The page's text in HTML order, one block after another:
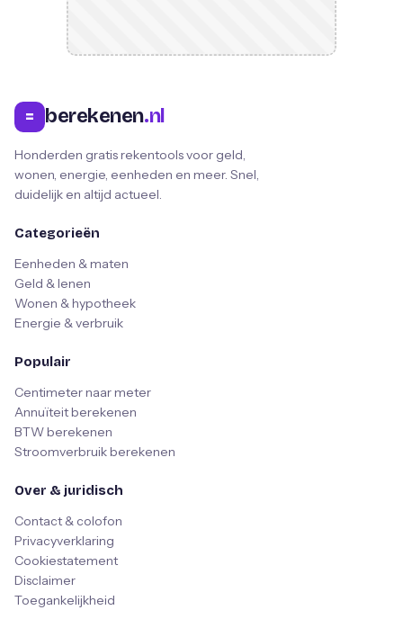
= berekenen.nl
Honderden gratis rekentools voor geld,
wonen, energie, eenheden en meer. Snel,
duidelijk en altijd actueel.
Categorieën
Eenheden & maten
Geld & lenen
Wonen & hypotheek
Energie & verbruik
Populair
Centimeter naar meter
Annuïteit berekenen
BTW berekenen
Stroomverbruik berekenen
Over & juridisch
Contact & colofon
Privacyverklaring
Cookiestatement
Disclaimer
Toegankelijkheid